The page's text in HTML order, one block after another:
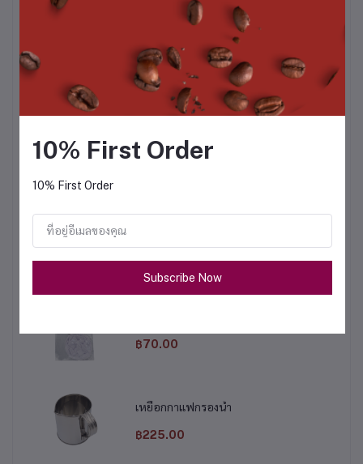
ซอสช็อกโกแลตท็อปปิ้ง 500 g.
฿105.00
฿675.00
฿70.00
เหยือกกาแฟกรองน้ำ
฿225.00
10% First Order
10% First Order
Subscribe Now